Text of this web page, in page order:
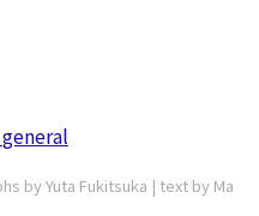
by Yuta Fukitsuka | text by Ma